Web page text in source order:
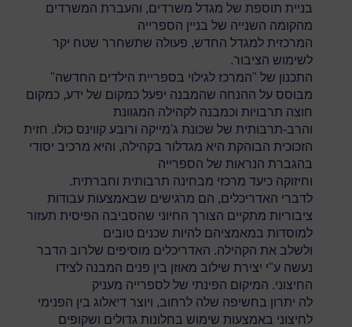
בניית תוספת של מגדל משרדים, והעברת המשרדים
מהקומה השנייה של בניין הספרייה
המרכזית למגדל החדש, פעולה שתשחרר שטח יקר
לשימוש הציבור.
התכנון של "המרכז לגילוי בספריית הילדים החדשה"
מבוסס על ההנחה שהמבנה יפעל כמקום של ידע, כמקום
חוצה תרבויות וכמבנה לקהילה המגוונת
והרב-תרבותית של שכונת ג'מייקה ורובע קווינס כולו. חזית
הזכוכית הבוהקת היא מגדלור בקהילה, והיא מרכיב יסודי
בהגברת הנראות של הספרייה
וחיזוקה כיעד מרכזי מבחינה תרבותית וחברתית.
לדברי האדריכלים, הם מרגישים שבאמצעות עבודות
ציבוריות מתקיים הצורך החיוני שהסביבה הפיסית תעזור
למוסדות במאמציהם להיות שכנים טובים
ולשלב את הקהילה. האדריכלים מוסיפים שלרוב הדבר
נעשה ע"י יצירת שילוב מאוזן בין פנים המבנה לצידו
החיצוני. המיקום הפינתי של לספרייה מעניק
לה יתרון בחשיפה שלה לרחוב, ויוצר דיאלוג בין הפנימי
לחיצוני באמצעות שימוש בחלונות גדולים ושקופים